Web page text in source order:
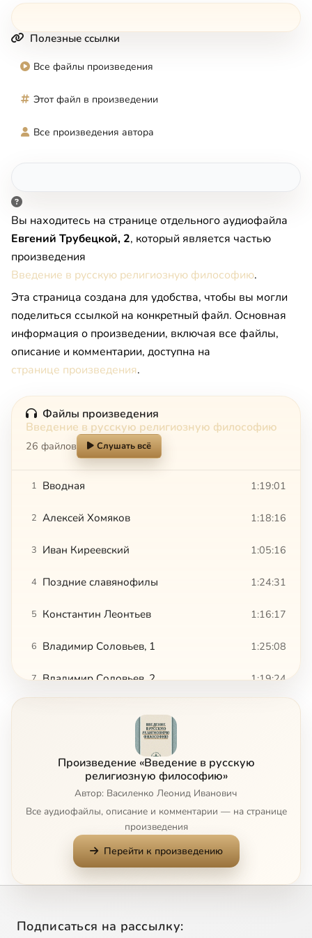
Полезные ссылки
Все файлы произведения
Этот файл в произведении
Все произведения автора
Вы находитесь на странице отдельного аудиофайла
Евгений Трубецкой, 2, который является частью
произведения
Введение в русскую религиозную философию.
Эта страница создана для удобства, чтобы вы могли
поделиться ссылкой на конкретный файл. Основная
информация о произведении, включая все файлы,
описание и комментарии, доступна на
странице произведения.
Файлы произведения
Введение в русскую религиозную философию
26 файлов Слушать всё
1 Вводная 1:19:01
2 Алексей Хомяков 1:18:16
3 Иван Киреевский 1:05:16
4 Поздние славянофилы 1:24:31
5 Константин Леонтьев 1:16:17
6 Владимир Соловьев, 1 1:25:08
7 Владимир Соловьев, 2 1:19:24
Владимир Соловьев, 4
Владимир Соловьев, 5
11 Владимир Соловьев, 6 1:28:27
Владимир Соловьев, 7
Сергей Трубецкой
15 Евгений Трубецкой, 2
Произведение «Введение в русскую
религиозную философию»
Автор: Василенко Леонид Иванович
Все аудиофайлы, описание и комментарии — на странице
произведения
Перейти к произведению
Подписаться на рассылку: